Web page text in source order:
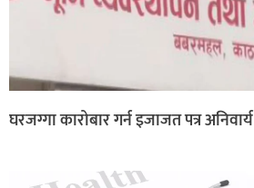
घरजग्गा कारोबार गर्न इजाजत पत्र अनिवार्य